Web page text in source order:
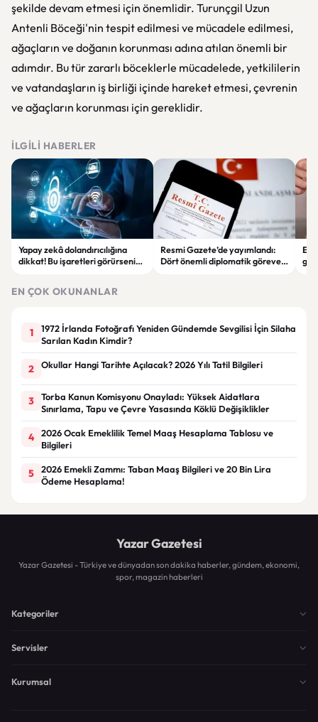
şekilde devam etmesi için önemlidir. Turunçgil Uzun
Antenli Böceği'nin tespit edilmesi ve mücadele edilmesi,
ağaçların ve doğanın korunması adına atılan önemli bir
adımdır. Bu tür zararlı böceklerle mücadelede, yetkililerin
ve vatandaşların iş birliği içinde hareket etmesi, çevrenin
ve ağaçların korunması için gereklidir.
İLGILI HABERLER
Yapay zekâ dolandırıcılığına
dikkat! Bu işaretleri görürseniz
Resmi Gazete’de yayımlandı:
Dört önemli diplomatik göreve
EN ÇOK OKUNANLAR
1
1972 İrlanda Fotoğrafı Yeniden Gündemde Sevgilisi İçin Silaha
Sarılan Kadın Kimdir?
2 Okullar Hangi Tarihte Açılacak? 2026 Yılı Tatil Bilgileri
3
Torba Kanun Komisyonu Onayladı: Yüksek Aidatlara
Sınırlama, Tapu ve Çevre Yasasında Köklü Değişiklikler
4
2026 Ocak Emeklilik Temel Maaş Hesaplama Tablosu ve
Bilgileri
5
2026 Emekli Zammı: Taban Maaş Bilgileri ve 20 Bin Lira
Ödeme Hesaplama!
Yazar Gazetesi
Yazar Gazetesi - Türkiye ve dünyadan son dakika haberler, gündem, ekonomi,
spor, magazin haberleri
Kategoriler
Servisler
Kurumsal